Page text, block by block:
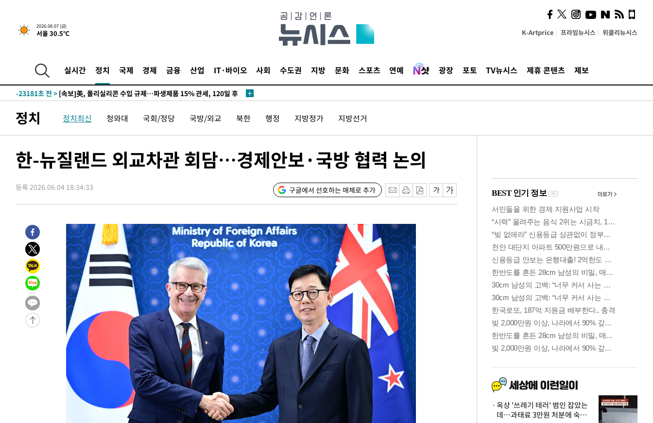
2026.08.07 (금)
서울 30.5℃ K-Artprice 프라임뉴시스 위클리뉴시스
실시간 정치 국제 경제 금융 산업 IT·바이오 사회 수도권 지방 문화 스포츠 연예 광장 포토 TV뉴시스 제휴 콘텐츠 제보
-19032초 전 >[속보] 뉴욕증시, 일제 하락 마감…나스닥 0.06%↓
-29502초 전 >
입추에도 극한더위…서울 낮 39도 '폭염중대경보'
-24466초 전 >
례 큰 폭발음
-23181초 전 > [속보]美, 폴리실리콘 수입 규제…파생제품 15% 관세, 120일 후
-19032초 전 >
[속보] 뉴욕증시, 일제 하락 마감…나스닥 0.06%↓
-30204초 전 >시리아 다마스쿠스 교외에서 미니버스 폭발.. 14명 부상, 3명은 중
-24466초 전 >이란, 호르무즈서 "적국 목표물들"과 대치로 남부 케슘섬에서 두차
발효
-21332초 전 >[속보]트럼프, 美 원정출산 금지 행정명령 서명
-19032초 전 >[속보] 뉴욕증시, 일제 하락 마감…나스닥 0.06%↓
정치 정치최신 청와대 국회/정당 국방/외교 북한 행정 지방정가 지방선거
한-뉴질랜드 외교차관 회담…경제안보·국방 협력 논의
등록 2026.06.04 18:34:33 구글에서 선호하는 매체로 추가
시, 스마트폰 액세서리에
NFC 더했다
옥상 '쓰레기 테러' 범인 잡았는
데…과태료 3만원 처분에 숙박업